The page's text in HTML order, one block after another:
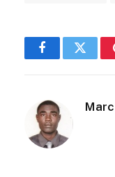
FacebookTwitter